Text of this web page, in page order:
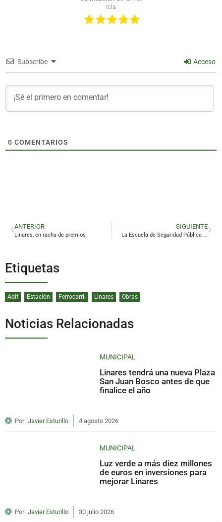
icia
Subscribe Acceso
0 COMENTARIOS
ANTERIOR
Linares, en racha de premios
SIGUIENTE
La Escuela de Seguridad Pública refuerza su oferta académica y el número de plazas
Etiquetas
Adif Estación Ferrocarril Linares Obras
Noticias Relacionadas
MUNICIPAL
Linares tendrá una nueva Plaza
San Juan Bosco antes de que
finalice el año
Por: Javier Esturillo 4 agosto 2026
MUNICIPAL
Luz verde a más diez millones
de euros en inversiones para
mejorar Linares
Por: Javier Esturillo 30 julio 2026